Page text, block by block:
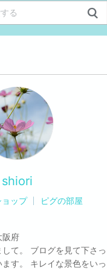
shiori
ップ ピグの部屋
阪府
して。 ブログを見て下さっ
す。 キレイな景色をいっ